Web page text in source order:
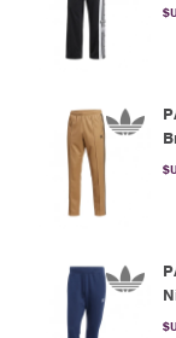
$U
$U
$U